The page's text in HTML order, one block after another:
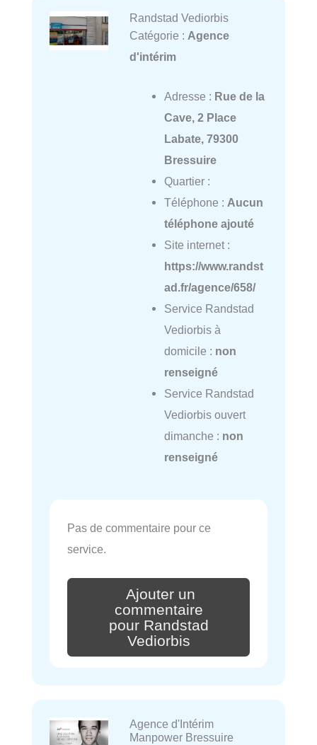
Randstad Vediorbis
Catégorie : Agence
d'intérim
Adresse : Rue de la
Cave, 2 Place
Labate, 79300
Bressuire
Quartier :
Téléphone : Aucun
téléphone ajouté
Site internet :
https://www.randst
ad.fr/agence/658/
Service Randstad
Vediorbis à
domicile : non
renseigné
Service Randstad
Vediorbis ouvert
dimanche : non
renseigné
Pas de commentaire pour ce
service.
Ajouter un
commentaire
pour Randstad
Vediorbis
Agence d'Intérim
Manpower Bressuire